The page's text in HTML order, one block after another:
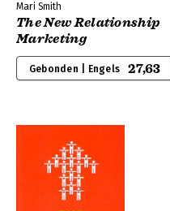
Mari Smith
The New Relationship
Marketing
Gebonden | Engels 27,63